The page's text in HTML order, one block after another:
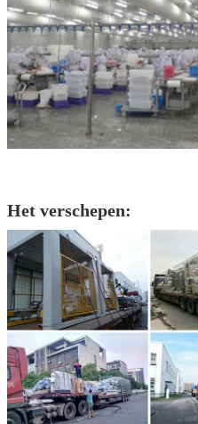
Het verschepen: